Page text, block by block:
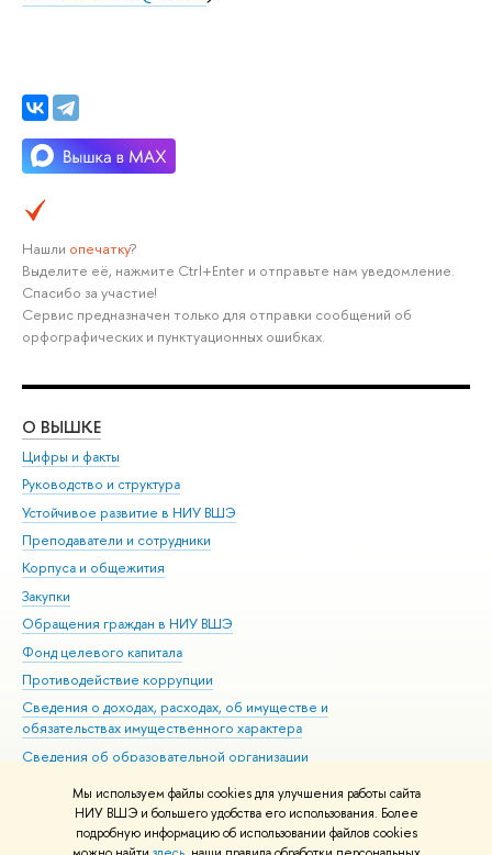
Мы используем файлы cookies для улучшения работы сайта
НИУ ВШЭ и большего удобства его использования. Более
подробную информацию об использовании файлов cookies
Нашли опечатку?
Выделите её, нажмите Ctrl+Enter и отправьте нам уведомление.
Спасибо за участие!
Сервис предназначен только для отправки сообщений об
орфографических и пунктуационных ошибках.
О ВЫШКЕ
Цифры и факты
Руководство и структура
Устойчивое развитие в НИУ ВШЭ
Преподаватели и сотрудники
Корпуса и общежития
Закупки
Обращения граждан в НИУ ВШЭ
Фонд целевого капитала
Противодействие коррупции
Сведения о доходах, расходах, об имуществе и
обязательствах имущественного характера
Сведения об образовательной организации
Людям с ограниченными возможностями здоровья
Единая платежная страница
Работа в Вышке